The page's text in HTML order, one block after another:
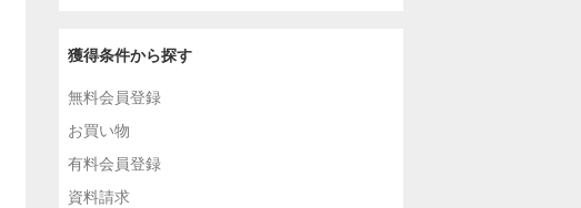
獲得条件から探す
無料会員登録
お買い物
有料会員登録
資料請求